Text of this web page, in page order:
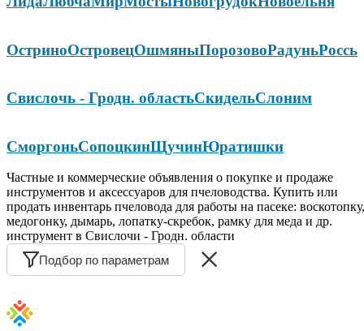
ОстриноОстровецОшмяныПорозовоРадуньРоссь
Свислочь - Гродн. областьСкидельСлоним
СморгоньСопоцкинЩучинЮратишки
Частные и коммерческие объявления о покупке и продаже
инструментов и аксессуаров для пчеловодства. Купить или
продать инвентарь пчеловода для работы на пасеке: воскотопку,
медогонку, дымарь, лопатку-скребок, рамку для меда и др.
инструмент в Свислочи - Гродн. области
Подбор по параметрам